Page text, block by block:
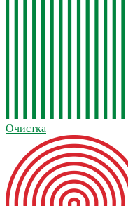
Очистка